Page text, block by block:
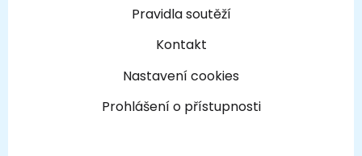
Pravidla soutěží
Kontakt
Nastavení cookies
Prohlášení o přístupnosti